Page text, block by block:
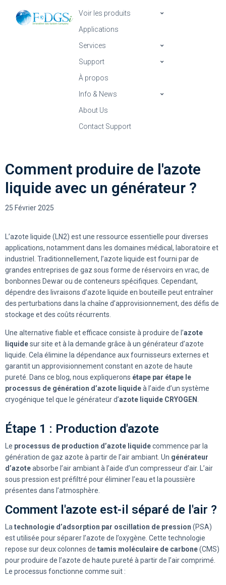
Voir les produits
Applications
Services
Support
À propos
Info & News
About Us
Contact Support
Comment produire de l'azote
liquide avec un générateur ?
25 Février 2025
L’azote liquide (LN2) est une ressource essentielle pour diverses
applications, notamment dans les domaines médical, laboratoire et
industriel. Traditionnellement, l’azote liquide est fourni par de
grandes entreprises de gaz sous forme de réservoirs en vrac, de
bonbonnes Dewar ou de conteneurs spécifiques. Cependant,
dépendre des livraisons d’azote liquide en bouteille peut entraîner
des perturbations dans la chaîne d’approvisionnement, des défis de
stockage et des coûts récurrents.
Une alternative fiable et efficace consiste à produire de l’azote
liquidesur site et à la demande grâce à un générateur d’azote
liquide. Cela élimine la dépendance aux fournisseurs externes et
garantit un approvisionnement constant en azote de haute
pureté. Dans ce blog, nous expliquerons étape par étape le
processus de génération d’azote liquideà l’aide d’un système
cryogénique tel que le générateur d’azote liquide CRYOGEN
Étape 1 : Production d'azote
Le processus de production d’azote liquidecommence par la
génération de gaz azote à partir de l’air ambiant. Un générateur
d’azoteabsorbe l’air ambiant à l’aide d’un compresseur d’air. L’air
sous pression est préfiltré pour éliminer l’eau et la poussière
présentes dans l’atmosphère.
Comment l'azote est-il séparé de l'air ?
La technologie d’adsorption par oscillation de pression (PSA)
est utilisée pour séparer l’azote de l’oxygène. Cette technologie
repose sur deux colonnes de tamis moléculaire de carbone(CMS)
pour produire de l’azote de haute pureté à partir de l’air comprimé.
Le processus fonctionne comme suit :